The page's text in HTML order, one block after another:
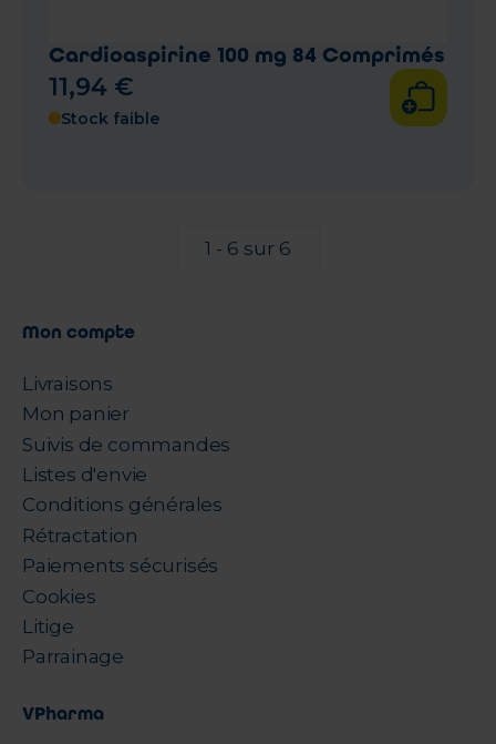
Cardioaspirine 100 mg 84 Comprimés
11,94 €
Stock faible
1 - 6 sur 6
Mon compte
Livraisons
Mon panier
Suivis de commandes
Listes d'envie
Conditions générales
Rétractation
Paiements sécurisés
Cookies
Litige
Parrainage
VPharma